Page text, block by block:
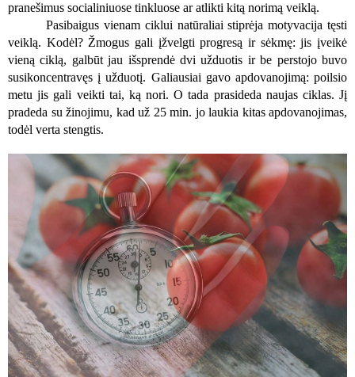
pranešimus socialiniuose tinkluose ar atlikti kitą norimą veiklą.
Pasibaigus vienam ciklui natūraliai stiprėja motyvacija tęsti
veiklą. Kodėl? Žmogus gali įžvelgti progresą ir sėkmę: jis įveikė
vieną ciklą, galbūt jau išsprendė dvi užduotis ir be perstojo buvo
susikoncentravęs į užduotį. Galiausiai gavo apdovanojimą: poilsio
metu jis gali veikti tai, ką nori. O tada prasideda naujas ciklas. Jį
pradeda su žinojimu, kad už 25 min. jo laukia kitas apdovanojimas,
todėl verta stengtis.